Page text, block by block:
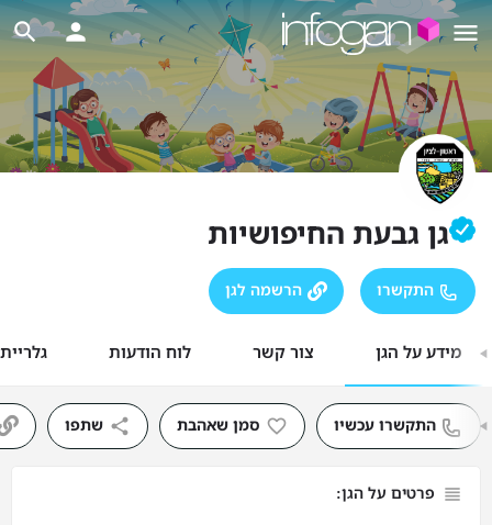
גן גבעת החיפושיות
התקשרו הרשמה לגן
מידע על הגן צור קשר לוח הודעות
התקשרו עכשיו סמן שאהבת שתפו
פרטים על הגן: